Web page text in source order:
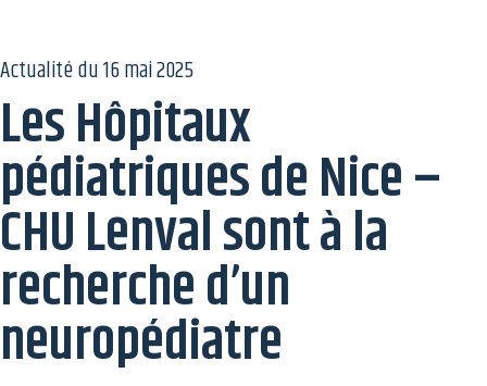
Actualité du16 mai 2025
Les Hôpitaux
pédiatriques de Nice –
CHU Lenval sont à la
recherche d’un
neuropédiatre